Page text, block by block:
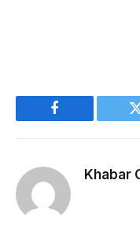
Facebook
Khabar